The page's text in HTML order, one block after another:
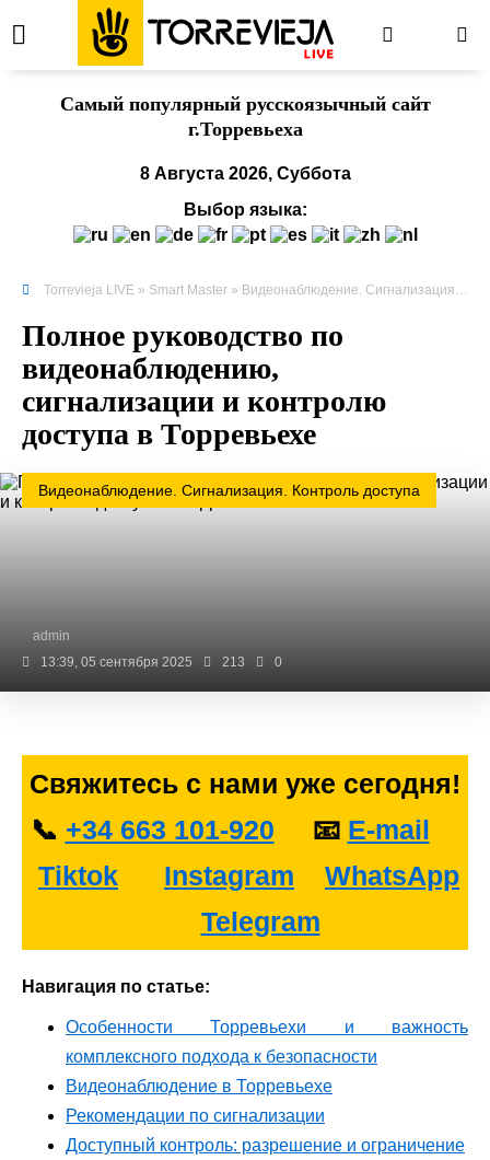
Cамый популярный русскоязычный сайт
г.Торревьеха
8 Августа 2026, Суббота
Выбор языка:
Torrevieja LIVE » Smart Master » Видеонаблюдение. Сигнализация. Контроль доступа
Полное руководство по
видеонаблюдению,
сигнализации и контролю
доступа в Торревьехе
Видеонаблюдение. Сигнализация. Контроль доступа
admin
13:39, 05 сентября 2025
213 0
Свяжитесь с нами уже сегодня!
📞 ‪+34 663 101-920‬ 📧 E-mail
Tiktok
Instagram
WhatsApp
Telegram
Навигация по статье:
Особенности Торревьехи и важность
комплексного подхода к безопасности
Видеонаблюдение в Торревьехе
Рекомендации по сигнализации
Доступный контроль: разрешение и ограничение